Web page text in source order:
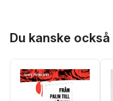
samhällskunskap
Du kanske